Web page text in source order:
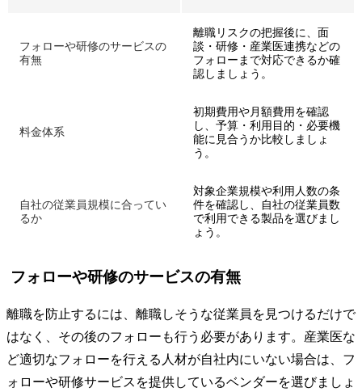
フォローや研修のサービスの
有無
離職リスクの把握後に、面
談・研修・産業医連携などの
フォローまで対応できるか確
認しましょう。
料金体系
初期費用や月額費用を確認
し、予算・利用目的・必要機
能に見合うか比較しましょ
う。
自社の従業員規模に合ってい
るか
対象企業規模や利用人数の条
件を確認し、自社の従業員数
で利用できる製品を選びまし
ょう。
フォローや研修のサービスの有無
離職を防止するには、離職しそうな従業員を見つけるだけで
はなく、その後のフォローも行う必要があります。産業医な
ど適切なフォローを行える人材が自社内にいない場合は、フ
ォローや研修サービスを提供しているベンダーを選びましょ